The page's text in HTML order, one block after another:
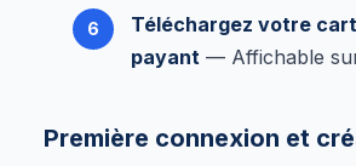
Téléchargez votre
payant — Affichable
Première connexion et